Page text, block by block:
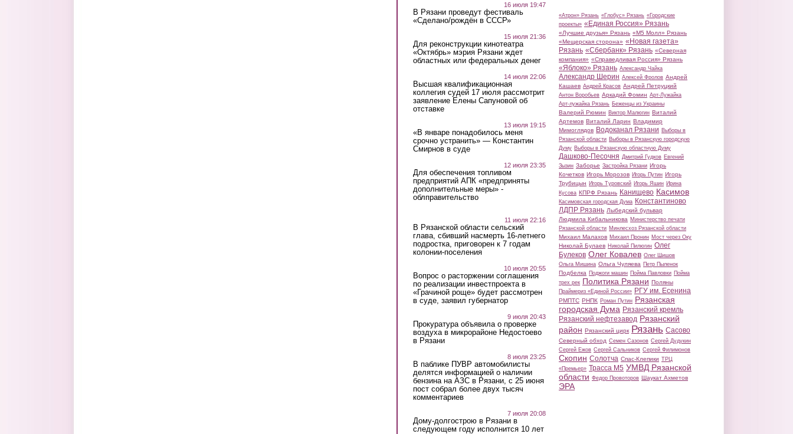
16 июля 19:47
В Рязани проведут фестиваль
«Сделано/рождён в СССР»
15 июля 21:36
Для реконструкции кинотеатра
«Октябрь» мэрия Рязани ждет
областных или федеральных денег
14 июля 22:06
Высшая квалификационная
коллегия судей 17 июля рассмотрит
заявление Елены Сапуновой об
отставке
13 июля 19:15
«В январе понадобилось меня
срочно устранить» — Константин
Смирнов в суде
12 июля 23:35
Для обеспечения топливом
предприятий АПК «предприняты
дополнительные меры» -
облправительство
11 июля 22:16
В Рязанской области сельский
глава, сбивший насмерть 16-летнего
подростка, приговорен к 7 годам
колонии-поселения
10 июля 20:55
Вопрос о расторжении соглашения
по реализации инвестпроекта в
«Грачиной роще» будет рассмотрен
в суде, заявил губернатор
9 июля 20:43
Прокуратура объявила о проверке
воздуха в микрорайоне Недостоево
в Рязани
8 июля 23:25
В паблике ПУВР автомобилисты
делятся информацией о наличии
бензина на АЗС в Рязани, с 25 июня
пост собрал более двух тысяч
комментариев
7 июля 20:08
Дому-долгострою в Рязани в
следующем году исполнится 10 лет
«Атрон» Рязань «Глобус» Рязань «Городские
проекты» «Единая Россия» Рязань
«Лучшие друзья» Рязань «М5 Молл» Рязань
«Мещерская сторона» «Новая газета»
Рязань «Сбербанк» Рязань «Северная
компания» «Справедливая Россия» Рязань
«Яблоко» Рязань Александр Чайка
Александр Шерин Алексей Фролов Андрей
Кашаев Андрей Красов Андрей Петруцкий
Антон Воробьев Аркадий Фомин Арт-Лужайка
Арт-лужайка Рязань Беженцы из Украины
Валерий Рюмин Виктор Малюгин Виталий
Артемов Виталий Ларин Владимир
Мимоглядов Водоканал Рязани Выборы в
Рязанской области Выборы в Рязанскую городскую
Думу Выборы в Рязанскую областную Думу
Дашково-Песочня Дмитрий Гудков Евгений
Зызин Заборье Застройка Рязани Игорь
Кочетков Игорь Морозов Игорь Путин Игорь
Трубицын Игорь Туровский Игорь Яшин Ирина
Кусова КПРФ Рязань Канищево Касимов
Касимовская городская Дума Константиново
ЛДПР Рязань Лыбедский бульвар
Людмила Кибальникова Министерство печати
Рязанской области Минлесхоз Рязанской области
Михаил Малахов Михаил Пронин Мост через Оку
Николай Булаев Николай Пилюгин Олег
Булеков Олег Ковалев Олег Шишов
Ольга Мишина Ольга Чуляева Петр Пыленок
Подбелка Поджоги машин Пойма Павловки Пойма
трех рек Политика Рязани Поляны
Праймериз «Единой России» РГУ им. Есенина
РМПТС РНПК Роман Путин Рязанская
городская Дума Рязанский кремль
Рязанский нефтезавод Рязанский
район Рязанский цирк Рязань Сасово
Северный обход Семен Сазонов Сергей Дудукин
Сергей Ежов Сергей Сальников Сергей Филимонов
Скопин Солотча Спас-Клепики ТРЦ
«Премьер» Трасса М5 УМВД Рязанской
области Федор Провоторов Шаукат Ахметов
ЭРА